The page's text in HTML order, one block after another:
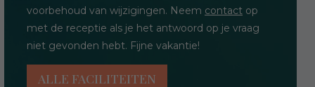
voorbehoud van wijzigingen. Neem contact op
met de receptie als je het antwoord op je vraag
niet gevonden hebt. Fijne vakantie!
ALLE FACILITEITEN